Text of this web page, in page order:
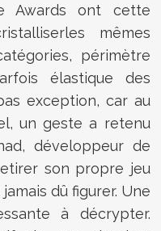
Awards ont cette
mêmes
périmètre
élastique des
exception, car au
un geste a retenu
développeur de
son propre jeu
jamais dû figurer. Une
à décrypter.